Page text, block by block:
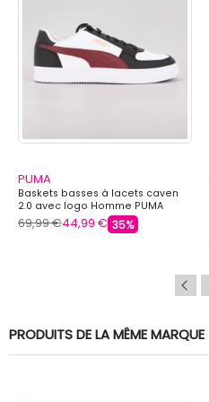
PUMA
Baskets basses à lacets caven
2.0 avec logo Homme PUMA
69,99 €44,99 € 35%
PRODUITS DE LA MÊME MARQUE